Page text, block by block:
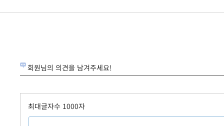
회원님의 의견을 남겨주세요!
최대글자수 1000자